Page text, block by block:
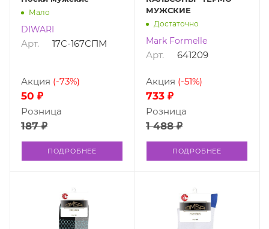
Мало
DIWARI
Арт. 17С-167СПМ
50 ₽
Акция (-73%)
187 ₽
Розница
ПОДРОБНЕЕ
МУЖСКИЕ
Достаточно
Mark Formelle
Арт. 641209
733 ₽
Акция (-51%)
1 488 ₽
Розница
ПОДРОБНЕЕ